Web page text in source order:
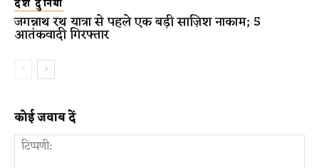
देश दुनिया
जगन्नाथ रथ यात्रा से पहले एक बड़ी साज़िश नाकाम; 5
आतंकवादी गिरफ्तार
कोई जवाब दें